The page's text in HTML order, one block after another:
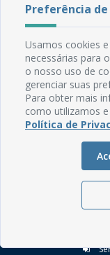
Rua do
CEP: 58.280-
Fone:
Email:
Expediente:
Preferência
Usamos cookies
necessárias para
o nosso uso de
gerenciar suas
Para obter mais
como utilizamos
Política de